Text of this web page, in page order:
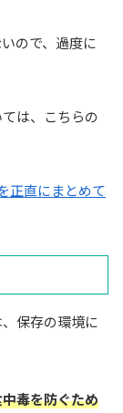
ので、過度に
は、こちらの
正直にまとめて
保存の環境に
毒を防ぐため